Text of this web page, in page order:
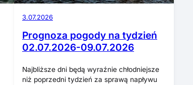
3.07.2026
Prognoza pogody na tydzień
02.07.2026-09.07.2026
Najbliższe dni będą wyraźnie chłodniejsze
niż poprzedni tydzień za sprawą napływu